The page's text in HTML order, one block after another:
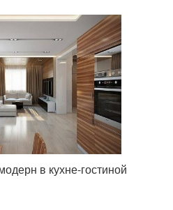
в кухне-гостиной